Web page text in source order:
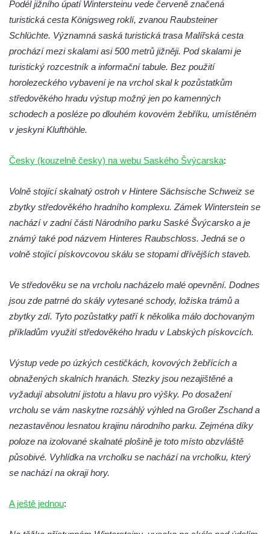
Podél jižního úpatí Wintersteinu vede červeně značená
turistická cesta Königsweg roklí, zvanou Raubsteiner
Schlüchte. Významná saská turistická trasa Malířská cesta
prochází mezi skalami asi 500 metrů jižněji. Pod skalami je
turistický rozcestník a informační tabule. Bez použití
horolezeckého vybavení je na vrchol skal k pozůstatkům
středověkého hradu výstup možný jen po kamenných
schodech a posléze po dlouhém kovovém žebříku, umístěném
v jeskyni Klufthöhle.
Česky (kouzelně česky) na webu Saského Švýcarska:
Volně stojící skalnatý ostroh v Hintere Sächsische Schweiz se
zbytky středověkého hradního komplexu. Zámek Winterstein se
nachází v zadní části Národního parku Saské Švýcarsko a je
známý také pod názvem Hinteres Raubschloss. Jedná se o
volně stojící pískovcovou skálu se stopami dřívějších staveb.
Ve středověku se na vrcholu nacházelo malé opevnění. Dodnes
jsou zde patrné do skály vytesané schody, ložiska trámů a
zbytky zdí. Tyto pozůstatky patří k několika málo dochovaným
příkladům využití středověkého hradu v Labských pískovcích.
Výstup vede po úzkých cestičkách, kovových žebřících a
obnažených skalních hranách. Stezky jsou nezajištěné a
vyžadují absolutní jistotu a hlavu pro výšky. Po dosažení
vrcholu se vám naskytne rozsáhlý výhled na Großer Zschand a
nezastavěnou lesnatou krajinu národního parku. Zejména díky
poloze na izolované skalnaté plošině je toto místo obzvláště
působivé. Vyhlídka na vrcholku se nachází na vrcholku, který
se nachází na okraji hory.
A ještě jednou: